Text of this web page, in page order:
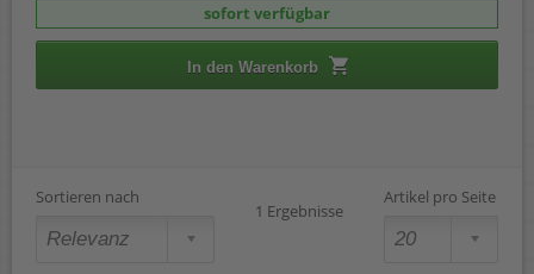
sofort verfügbar
In den Warenkorb
Sortieren nach
1 Ergebnisse
Artikel pro Seite